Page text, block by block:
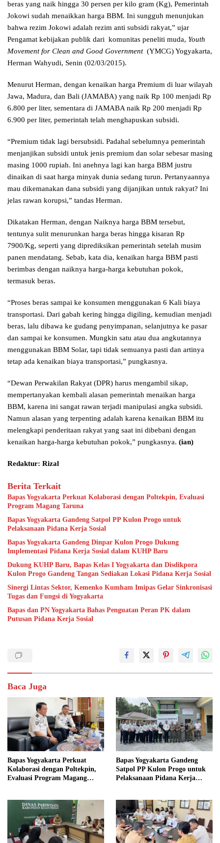
beras yang naik hingga 30 persen per kilo gram (Kg), Pemerintah
Jokowi sudah menaikkan harga BBM. Ini sungguh menunjukan
bahwa rezim Jokowi adalah rezim anti subsidi rakyat,” ujar
Pengamat kebijakan publik dari komunitas peneliti muda, Youth
Movement for Clean and Good Government(YMCG) Yogyakarta,
Herman Wahyudi, Senin (02/03/2015).
Menurut Herman, dengan kenaikan harga Premium di luar wilayah
Jawa, Madura, dan Bali (JAMABA) yang naik Rp 100 menjadi Rp
6.800 per liter, sementara di JAMABA naik Rp 200 menjadi Rp
6.900 per liter, pemerintah telah menghapuskan subsidi.
“Premium tidak lagi bersubsidi. Padahal sebelumnya pemerintah
menjanjikan subsidi untuk jenis premium dan solar sebesar masing
masing 1000 rupiah. Ini anehnya lagi kan harga BBM justru
dinaikan di saat harga minyak dunia sedang turun. Pertanyaannya
mau dikemanakan dana subsidi yang dijanjikan untuk rakyat? Ini
jelas rawan korupsi,” tandas Herman.
Dikatakan Herman, dengan Naiknya harga BBM tersebut,
tentunya sulit menurunkan harga beras hingga kisaran Rp
7900/Kg, seperti yang diprediksikan pemerintah setelah musim
panen mendatang. Sebab, kata dia, kenaikan harga BBM pasti
berimbas dengan naiknya harga-harga kebutuhan pokok,
termasuk beras.
“Proses beras sampai ke konsumen menggunakan 6 Kali biaya
transportasi. Dari gabah kering hingga digiling, kemudian menjadi
beras, lalu dibawa ke gudang penyimpanan, selanjutnya ke pasar
dan sampai ke konsumen. Mungkin satu atau dua angkutannya
menggunakan BBM Solar, tapi tidak semuanya pasti dan artinya
tetap ada kenaikan biaya transportasi,” pungkasnya.
“Dewan Perwakilan Rakyat (DPR) harus mengambil sikap,
mempertanyakan kembali alasan pemerintah menaikan harga
BBM, karena ini sangat rawan terjadi manipulasi angka subsidi.
Namun alasan yang terpenting adalah karena kenaikan BBM itu
melengkapi penderitaan rakyat yang saat ini dibebani dengan
kenaikan harga-harga kebutuhan pokok,” pungkasnya. (ian)
Redaktur: Rizal
Berita Terkait
Bapas Yogyakarta Perkuat Kolaborasi dengan Poltekpin, Evaluasi
Program Magang Taruna
Bapas Yogyakarta Gandeng Satpol PP Kulon Progo untuk
Pelaksanaan Pidana Kerja Sosial
Bapas Yogyakarta Gandeng Dinpar Kulon Progo Dukung
Implementasi Pidana Kerja Sosial dalam KUHP Baru
Dukung KUHP Baru, Bapas Kelas I Yogyakarta dan Disdikpora
Kulon Progo Gandeng Tangan Sediakan Lokasi Pidana Kerja Sosial
Sinergi Lintas Sektor, Kemenko Kumham Imipas Gelar Sinkronisasi
Tugas dan Fungsi di Yogyakarta
Bapas dan PN Yogyakarta Bahas Penguatan Peran PK dalam
Putusan Pidana Kerja Sosial
Baca Juga
Bapas Yogyakarta Perkuat
Kolaborasi dengan Poltekpin,
Evaluasi Program Magang
Bapas Yogyakarta Gandeng
Satpol PP Kulon Progo untuk
Pelaksanaan Pidana Kerja